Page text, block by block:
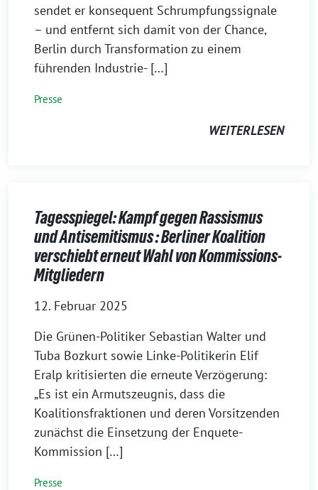
sendet er konsequent Schrumpfungssignale
– und entfernt sich damit von der Chance,
Berlin durch Transformation zu einem
führenden Industrie- […]
Presse
WEITERLESEN
Tagesspiegel: Kampf gegen Rassismus
und Antisemitismus : Berliner Koalition
verschiebt erneut Wahl von Kommissions-
Mitgliedern
12. Februar 2025
Die Grünen-Politiker Sebastian Walter und
Tuba Bozkurt sowie Linke-Politikerin Elif
Eralp kritisierten die erneute Verzögerung:
„Es ist ein Armutszeugnis, dass die
Koalitionsfraktionen und deren Vorsitzenden
zunächst die Einsetzung der Enquete-
Kommission […]
Presse